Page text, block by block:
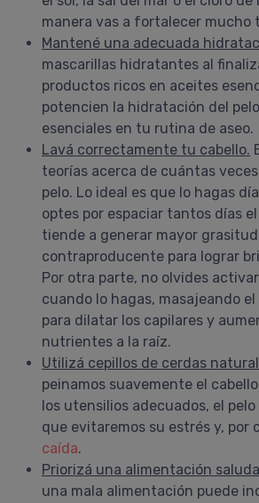
manera vas a fortalecer mucho
Mantené una adecuada
mascarillas hidratantes al
productos ricos en aceites
potencien la hidratación del
esenciales en tu rutina de aseo.
Lavá correctamente tu cabello.
teorías acerca de cuántas
pelo. Lo ideal es que lo hagas
optes por espaciar tantos días
tiende a generar mayor
contraproducente para lograr
Por otra parte, no olvides
cuando lo hagas, masajeando
para dilatar los capilares y
nutrientes a la raíz.
Utilizá cepillos de cerdas
peinamos suavemente el
los utensilios adecuados, el
que evitaremos su estrés y, por
caída.
Priorizá una alimentación
una mala alimentación puede